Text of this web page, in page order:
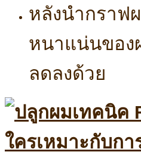
หลังนำกราฟ
หนาแน่นของ
ลดลงด้วย
ใครเหมาะกับก